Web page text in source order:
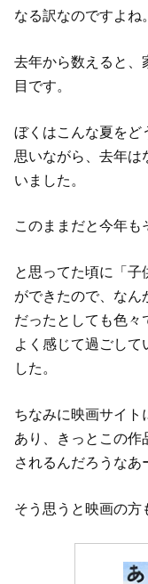
なる訳なのですよね。
去年から数えると、
目です。
ぼくはこんな夏をど
思いながら、去年は
いました。
このままだと今年も
と思ってた頃に「子
ができたので、なん
だったとしても色々
よく感じて過ごして
した。
ちなみに映画サイト
あり、きっとこの作
されるんだろうなあ
そう思うと映画の方